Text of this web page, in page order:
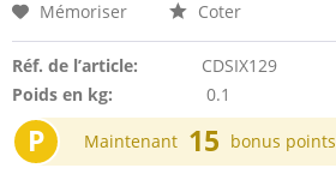
Mémoriser Coter
Réf. de l’article:
CDSIX129
Poids en kg:
0.1
P Maintenant 15 bonus points